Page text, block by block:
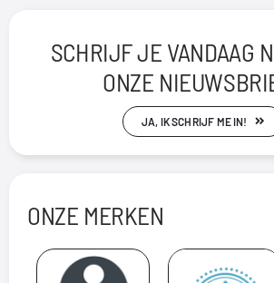
SCHRIJF JE VANDAAG
ONZE
JA, IK SCHRIJF ME IN!
ONZE MERKEN